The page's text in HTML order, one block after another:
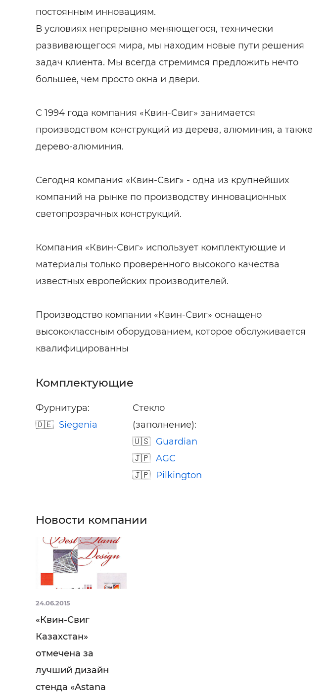
постоянным инновациям.
В условиях непрерывно меняющегося, технически
развивающегося мира, мы находим новые пути решения
задач клиента. Мы всегда стремимся предложить нечто
большее, чем просто окна и двери.
С 1994 года компания «Квин-Свиг» занимается
производством конструкций из дерева, алюминия, а также
дерево-алюминия.
Сегодня компания «Квин-Свиг» - одна из крупнейших
компаний на рынке по производству инновационных
светопрозрачных конструкций.
Компания «Квин-Свиг» использует комплектующие и
материалы только проверенного высокого качества
известных европейских производителей.
Производство компании «Квин-Свиг» оснащено
высококлассным оборудованием, которое обслуживается
квалифицированны
Комплектующие
Фурнитура:
Siegenia
Стекло
(заполнение):
Guardian
AGC
Pilkington
Новости компании
24.06.2015
«Квин-Свиг
Казахстан»
отмечена за
лучший дизайн
стенда «Astana